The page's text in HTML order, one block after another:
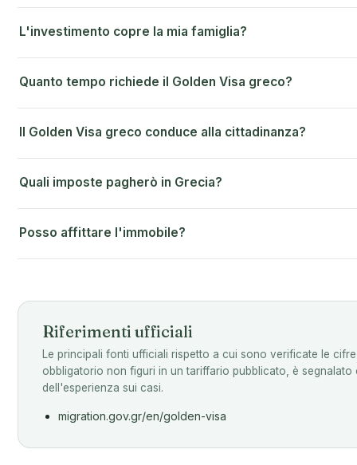
L'investimento copre la mia famiglia?
Quanto tempo richiede il Golden Visa greco?
Il Golden Visa greco conduce alla cittadinanza?
Quali imposte pagherò in Grecia?
Posso affittare l'immobile?
Riferimenti ufficiali
Le principali fonti ufficiali rispetto a cui sono verificate le
obbligatorio non figuri in un tariffario pubblicato, è
dell'esperienza sui casi.
migration.gov.gr/en/golden-visa